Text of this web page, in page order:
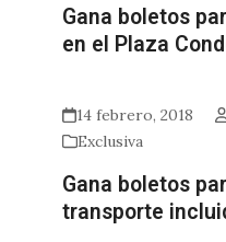
Gana boletos
en el Plaza
14 febrero, 2018
Exclusiva
Gana boletos
transporte